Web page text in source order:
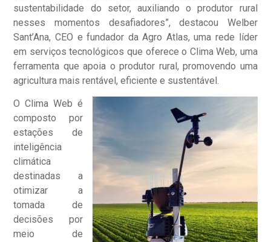
sustentabilidade do setor, auxiliando o produtor rural
nesses momentos desafiadores”, destacou Welber
Sant’Ana, CEO e fundador da Agro Atlas, uma rede líder
em serviços tecnológicos que oferece o Clima Web, uma
ferramenta que apoia o produtor rural, promovendo uma
agricultura mais rentável, eficiente e sustentável.
O Clima Web é
composto por
estações de
inteligência
climática
destinadas a
otimizar a
tomada de
decisões por
meio de